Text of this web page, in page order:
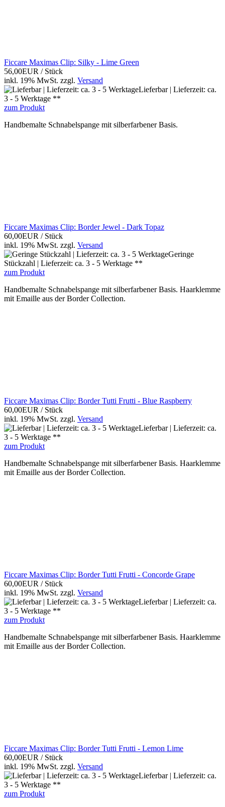
Ficcare Maximas Clip: Silky - Lime Green
56,00EUR / Stück
inkl. 19% MwSt. zzgl. Versand
Lieferbar | Lieferzeit: ca.
3 - 5 Werktage **
zum Produkt
Handbemalte Schnabelspange mit silberfarbener Basis.
Ficcare Maximas Clip: Border Jewel - Dark Topaz
60,00EUR / Stück
inkl. 19% MwSt. zzgl. Versand
Geringe
Stückzahl | Lieferzeit: ca. 3 - 5 Werktage **
zum Produkt
Handbemalte Schnabelspange mit silberfarbener Basis. Haarklemme
mit Emaille aus der Border Collection.
Ficcare Maximas Clip: Border Tutti Frutti - Blue Raspberry
60,00EUR / Stück
inkl. 19% MwSt. zzgl. Versand
Lieferbar | Lieferzeit: ca.
3 - 5 Werktage **
zum Produkt
Handbemalte Schnabelspange mit silberfarbener Basis. Haarklemme
mit Emaille aus der Border Collection.
Ficcare Maximas Clip: Border Tutti Frutti - Concorde Grape
60,00EUR / Stück
inkl. 19% MwSt. zzgl. Versand
Lieferbar | Lieferzeit: ca.
3 - 5 Werktage **
zum Produkt
Handbemalte Schnabelspange mit silberfarbener Basis. Haarklemme
mit Emaille aus der Border Collection.
Ficcare Maximas Clip: Border Tutti Frutti - Lemon Lime
60,00EUR / Stück
inkl. 19% MwSt. zzgl. Versand
Lieferbar | Lieferzeit: ca.
3 - 5 Werktage **
zum Produkt